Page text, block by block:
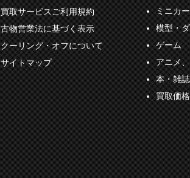
買取サービスご利用規約
古物営業法に基づく表示
クーリング・オフについて
サイトマップ
ミニカ
模型・
ゲーム
アニメ
本・雑
買取価